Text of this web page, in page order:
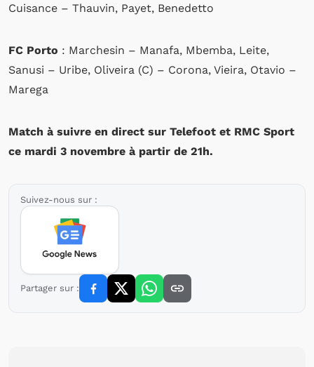
Cuisance – Thauvin, Payet, Benedetto
FC Porto : Marchesin – Manafa, Mbemba, Leite,
Sanusi – Uribe, Oliveira (C) – Corona, Vieira, Otavio –
Marega
Match à suivre en direct sur Telefoot et RMC Sport
ce mardi 3 novembre à partir de 21h.
Suivez-nous sur :
Partager sur :